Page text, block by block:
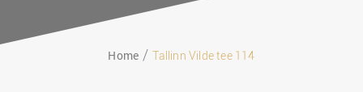
Home Tallinn Vilde tee 114